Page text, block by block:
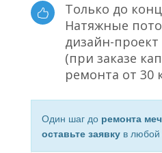
Только до
Натяжные
дизайн-проект
(при заказе
ремонта от 30
Один шаг до ремонта
оставьте заявку в